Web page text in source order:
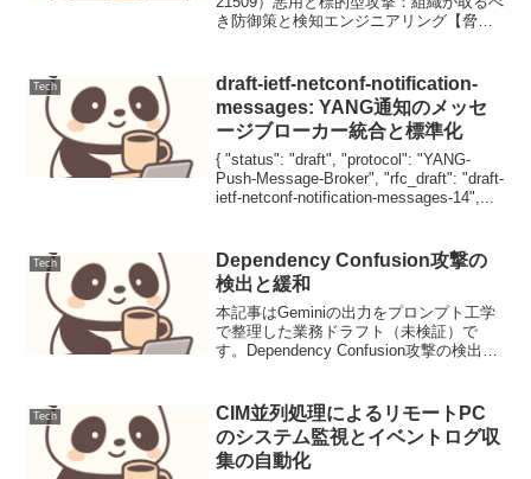
き防御策と検知エンジニアリング【脅威
性（C...
Tech
draft-ietf-netconf-notification-
messages: YANG通知のメッセ
ージブローカー統合と標準化
{ "status": "draft", "protocol": "YANG-
Push-Message-Broker", "rfc_draft": "draft-
ietf-netconf-notification-messages-14",...
Tech
Dependency Confusion攻撃の
検出と緩和
本記事はGeminiの出力をプロンプト工学
で整理した業務ドラフト（未検証）で
す。Dependency Confusion攻撃の検出と
における重要な脅...
Tech
CIM並列処理によるリモートPC
のシステム監視とイベントログ収
集の自動化